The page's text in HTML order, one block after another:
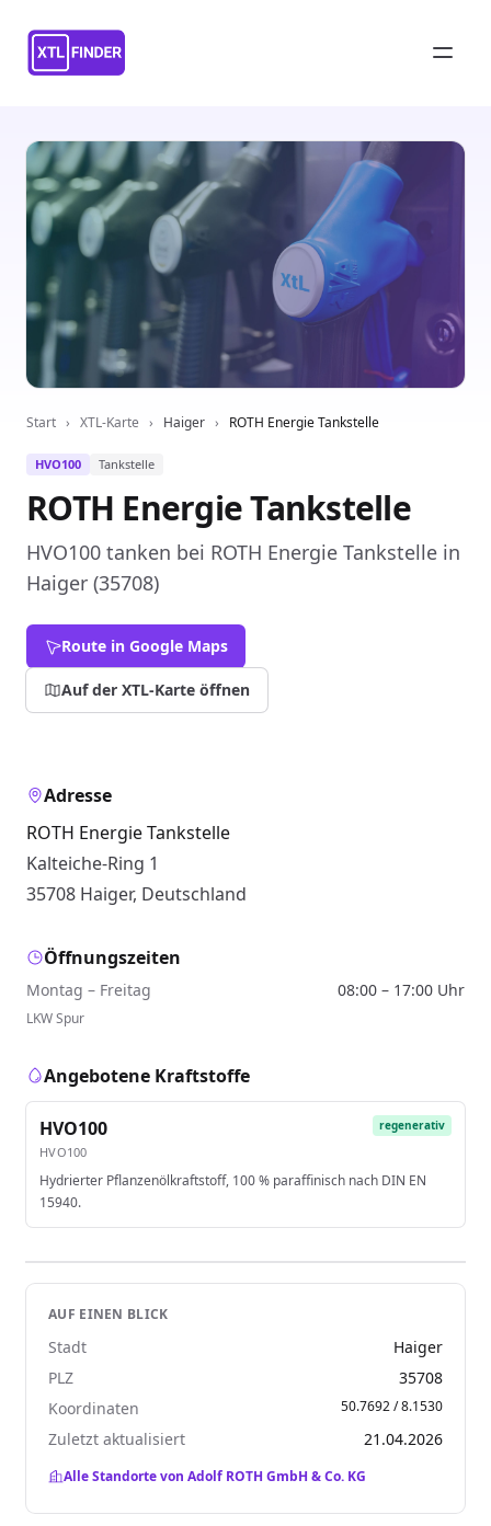
Start › XTL-Karte › Haiger › ROTH Energie Tankstelle
HVO100 Tankstelle
ROTH Energie Tankstelle
HVO100 tanken bei ROTH Energie Tankstelle in
Haiger (35708)
Route in Google Maps
Auf der XTL-Karte öffnen
Adresse
ROTH Energie Tankstelle
Kalteiche-Ring 1
35708 Haiger, Deutschland
Öffnungszeiten
Montag – Freitag 08:00 – 17:00 Uhr
LKW Spur
Angebotene Kraftstoffe
HVO100
HVO100
regenerativ
Hydrierter Pflanzenölkraftstoff, 100 % paraffinisch nach DIN EN
15940.
AUF EINEN BLICK
Stadt
Haiger
PLZ
35708
Koordinaten
50.7692 / 8.1530
Zuletzt aktualisiert 21.04.2026
Alle Standorte von Adolf ROTH GmbH & Co. KG